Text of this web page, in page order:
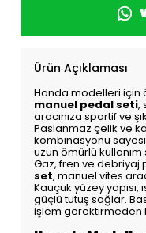
Ürün Açıklaması
Honda modelleri için
manuel pedal seti,
aracınıza sportif ve
Paslanmaz çelik ve
kombinasyonu
uzun ömürlü kullanım
Gaz, fren ve debriyaj
set, manuel vites
Kauçuk yüzey
güçlü tutuş sağlar.
işlem gerektirmeden